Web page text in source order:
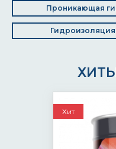
Проникающая
Хит